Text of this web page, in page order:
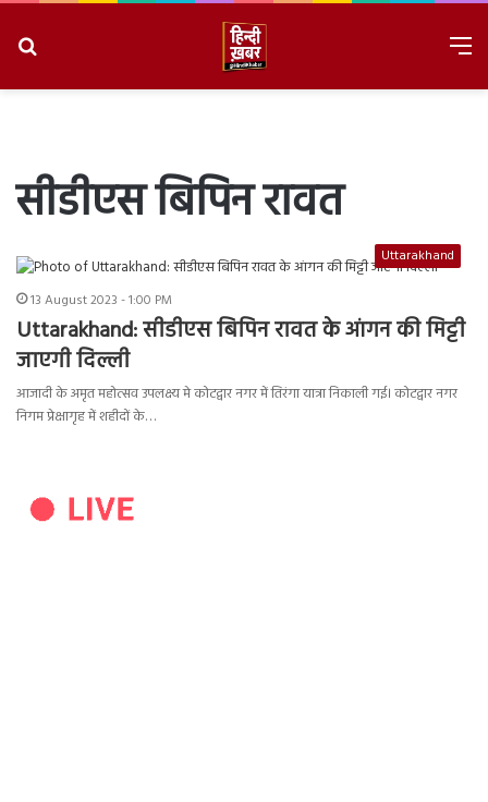
सीडीएस बिपिन रावत
Uttarakhand
13 August 2023 - 1:00 PM
Uttarakhand: सीडीएस बिपिन रावत के आंगन की मिट्टी
जाएगी दिल्ली
आजादी के अमृत महोत्सव उपलक्ष्य मे कोटद्वार नगर में तिरंगा यात्रा निकाली गई। कोटद्वार नगर
निगम प्रेक्षागृह में शहीदों के…